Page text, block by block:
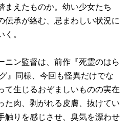
まえたものか。幼い少女たち
伝承が絡む、忌まわしい状況に
。
ニン監督は、前作『死霊のはら
』同様、今回も怪異だけでな
て生じるおぞましいものの実在
た肉、剥がれる皮膚、抜けてい
触りを感じさせ、臭気を漂わせ